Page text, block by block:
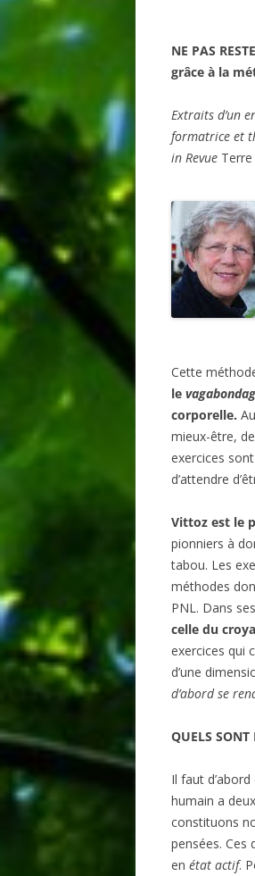
NE PAS
grâce à la
Extraits d’un
formatrice et
in Revue Terre
Cette
le
corporelle.
mieux-être,
exercices
d’attendre
Vittoz est le
pionniers à
tabou. Les
méthodes
PNL. Dans
celle du
exercices qui
d’une
d’abord se
QUELS SONT
Il faut
humain a
constituons
pensées. Ces
en état actif.